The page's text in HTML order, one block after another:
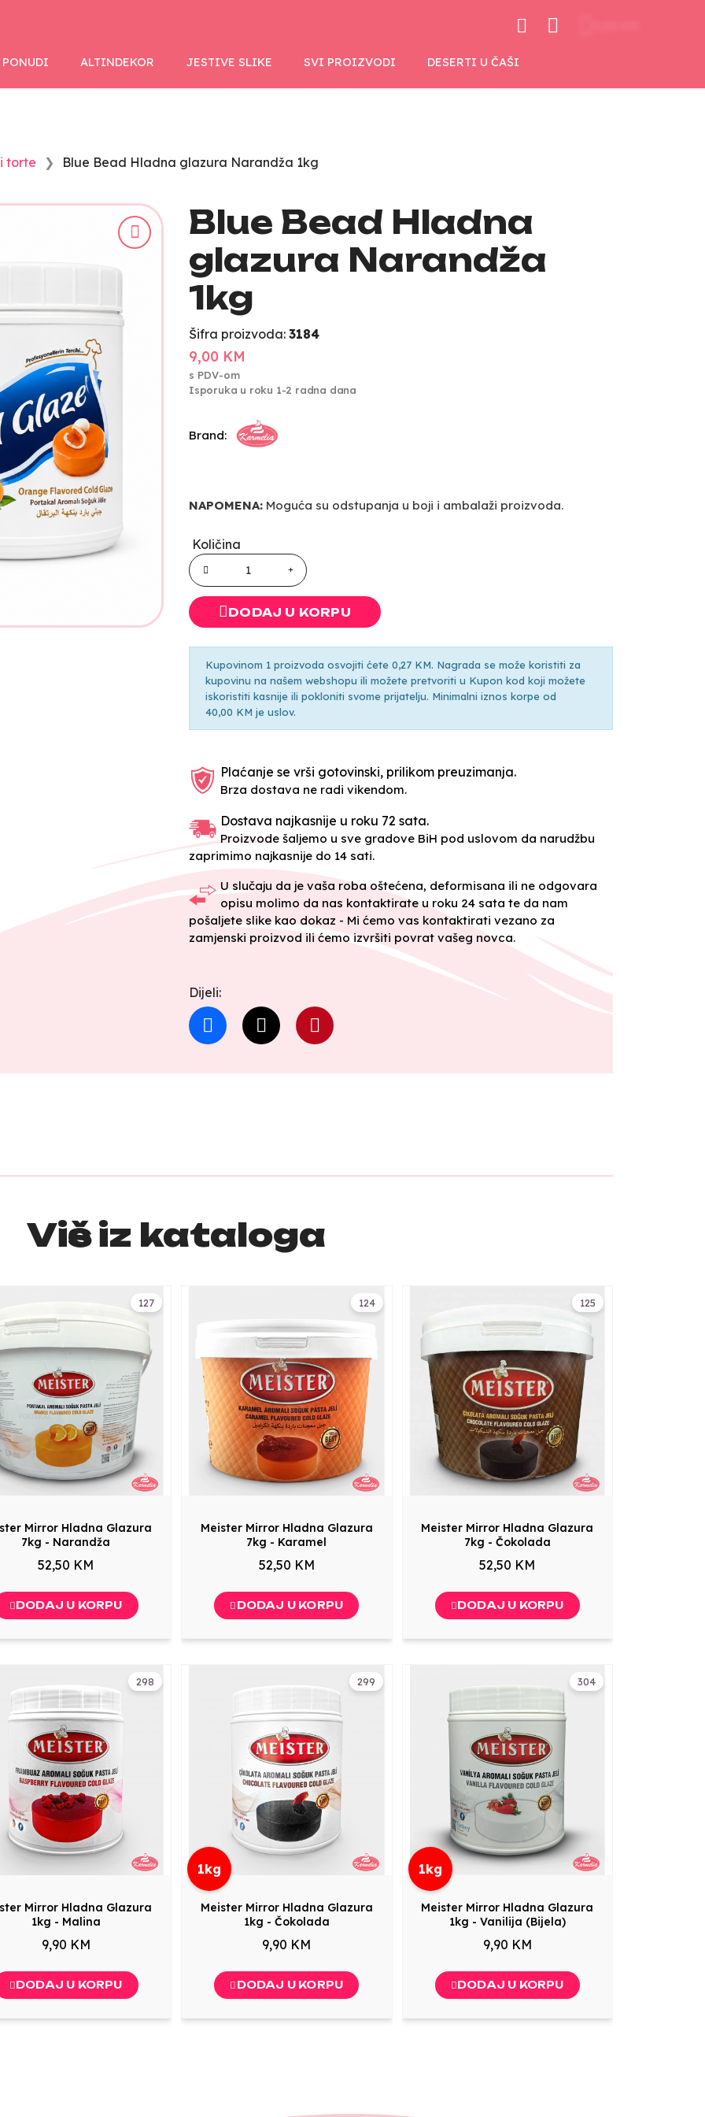
ALTINDEKOR JESTIVE SLIKE SVI PROIZVODI DESERTI U ČAŠI
torte Blue Bead Hladna glazura Narandža 1kg
Blue Bead Hladna
glazura Narandža
1kg
Šifra proizvoda: 3184
9,00 KM
s PDV-om
Isporuka u roku 1-2 radna dana
Brand:
NAPOMENA: Moguća su odstupanja u boji i ambalaži proizvoda.
Količina
DODAJ U KORPU
Kupovinom 1 proizvoda osvojiti ćete 0,27 KM. Nagrada se može koristiti za
kupovinu na našem webshopu ili možete pretvoriti u Kupon kod koji možete
iskoristiti kasnije ili pokloniti svome prijatelju. Minimalni iznos korpe od
40,00 KM je uslov.
Plaćanje se vrši gotovinski, prilikom preuzimanja.
Brza dostava ne radi vikendom.
Dostava najkasnije u roku 72 sata.
Proizvode šaljemo u sve gradove BiH pod uslovom da narudžbu
zaprimimo najkasnije do 14 sati.
U slučaju da je vaša roba oštećena, deformisana ili ne odgovara
opisu molimo da nas kontaktirate u roku 24 sata te da nam
pošaljete slike kao dokaz - Mi ćemo vas kontaktirati vezano za
zamjenski proizvod ili ćemo izvršiti povrat vašeg novca.
Dijeli:
Više iz kataloga
127
Mirror Hladna Glazura
7kg - Narandža
52,50 KM
DODAJ U KORPU
124
Meister Mirror Hladna Glazura
7kg - Karamel
52,50 KM
DODAJ U KORPU
125
Meister Mirror Hladna Glazura
7kg - Čokolada
52,50 KM
DODAJ U KORPU
298
Mirror Hladna Glazura
1kg - Malina
9,90 KM
DODAJ U KORPU
299
1kg
Meister Mirror Hladna Glazura
1kg - Čokolada
9,90 KM
DODAJ U KORPU
304
1kg
Meister Mirror Hladna Glazura
1kg - Vanilija (Bijela)
9,90 KM
DODAJ U KORPU